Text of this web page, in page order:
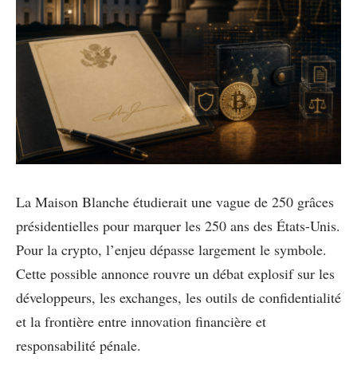
La Maison Blanche étudierait une vague de 250 grâces
présidentielles pour marquer les 250 ans des États-Unis.
Pour la crypto, l’enjeu dépasse largement le symbole.
Cette possible annonce rouvre un débat explosif sur les
développeurs, les exchanges, les outils de confidentialité
et la frontière entre innovation financière et
responsabilité pénale.